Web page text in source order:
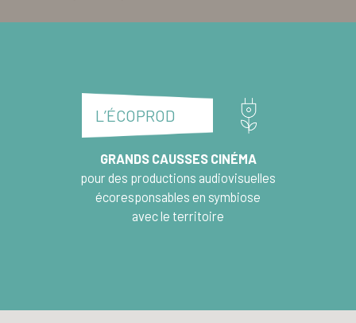
L’ÉCOPROD
GRANDS CAUSSES CINÉMA
pour des productions audiovisuelles
écoresponsables en symbiose
avec le territoire